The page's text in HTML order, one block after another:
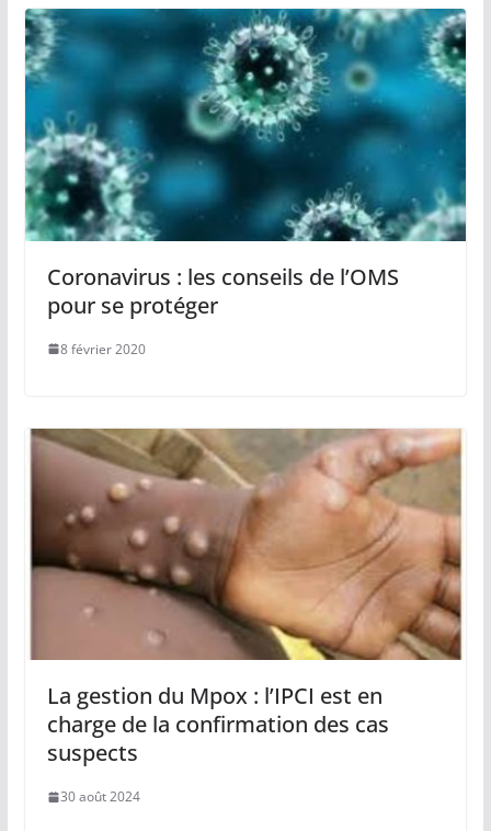
Coronavirus : les conseils de l’OMS
pour se protéger
8 février 2020
La gestion du Mpox : l’IPCI est en
charge de la confirmation des cas
suspects
30 août 2024